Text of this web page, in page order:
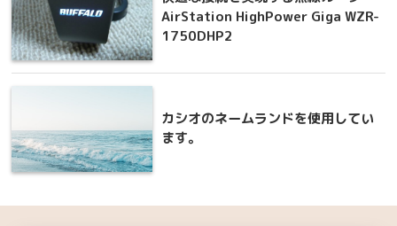
AirStation HighPower Giga WZR-
1750DHP2
カシオのネームランドを使用してい
ます。